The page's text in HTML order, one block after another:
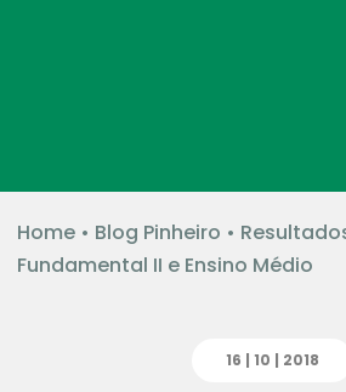
Home• Blog Pinheiro •
Fundamental II e Ensino Médio
16 | 10 | 2018